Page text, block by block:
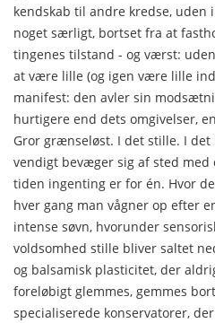
kendskab til andre kredse, uden
noget særligt, bortset fra at
tingenes tilstand - og værst:
at være lille (og igen være lille
manifest: den avler sin
hurtigere end dets omgivelser,
Gror grænseløst. I det stille. I
vendigt bevæger sig af sted
tiden ingenting er for én. Hvor
hver gang man vågner op efter
intense søvn, hvor­under
voldsomhed stille bliver saltet
og balsamisk plasticitet, der
foreløbigt glemmes, gemmes
specialiserede konservatorer,